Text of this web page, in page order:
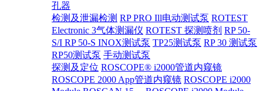
孔器
检测及泄漏检测 RP PRO Ill电动测试泵 ROTEST
Electronic 3气体测漏仪 ROTEST 探测喷剂 RP 50-
S/I RP 50-S INOX测试泵 TP25测试泵 RP 30 测试泵
RP50测试泵 手动测试泵
探测及定位 ROSCOPE® i2000管道内窥镜
ROSCOPE 2000 App管道内窥镜 ROSCOPE i2000